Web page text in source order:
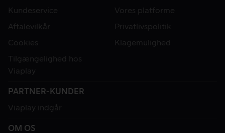
Kundeservice
Vores platforme
Aftalevilkår
Privatlivspolitik
Cookies
Klagemulighed
Tilgængelighed hos
Viaplay
PARTNER-KUNDER
Viaplay indgår
OM OS